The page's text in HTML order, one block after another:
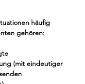
häufig
gehören:
(mit eindeutiger